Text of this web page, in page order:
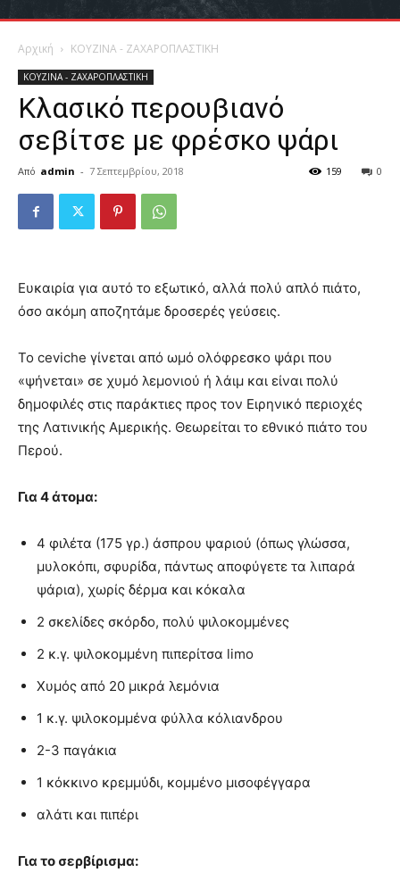
Αρχική ΚΟΥΖΙΝΑ - ΖΑΧΑΡΟΠΛΑΣΤΙΚΗ
ΚΟΥΖΙΝΑ - ΖΑΧΑΡΟΠΛΑΣΤΙΚΗ
Κλασικό περουβιανό
σεβίτσε με φρέσκο ψάρι
Από admin - 7 Σεπτεμβρίου, 2018 0
159
Eυκαιρία για αυτό το εξωτικό, αλλά πολύ απλό πιάτο,
όσο ακόμη αποζητάμε δροσερές γεύσεις.
To ceviche γίνεται από ωμό ολόφρεσκο ψάρι που
«ψήνεται» σε χυμό λεμονιού ή λάιμ και είναι πολύ
δημοφιλές στις παράκτιες προς τον Ειρηνικό περιοχές
της Λατινικής Αμερικής. Θεωρείται το εθνικό πιάτο του
Περού.
Για 4 άτομα:
4 φιλέτα (175 γρ.) άσπρου ψαριού (όπως γλώσσα,
μυλοκόπι, σφυρίδα, πάντως αποφύγετε τα λιπαρά
ψάρια), χωρίς δέρμα και κόκαλα
2 σκελίδες σκόρδο, πολύ ψιλοκομμένες
2 κ.γ. ψιλοκομμένη πιπερίτσα limo
Χυμός από 20 μικρά λεμόνια
1 κ.γ. ψιλοκομμένα φύλλα κόλιανδρου
2-3 παγάκια
1 κόκκινο κρεμμύδι, κομμένο μισοφέγγαρα
αλάτι και πιπέρι
Για το σερβίρισμα: